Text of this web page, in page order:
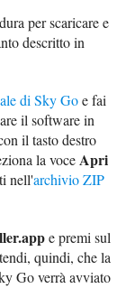
per scaricare e
descritto in
di Sky Goe fai
il software in
il tasto destro
la voce Apri
nell'archivio ZIP
e premi sul
quindi, che la
Go verrà avviato